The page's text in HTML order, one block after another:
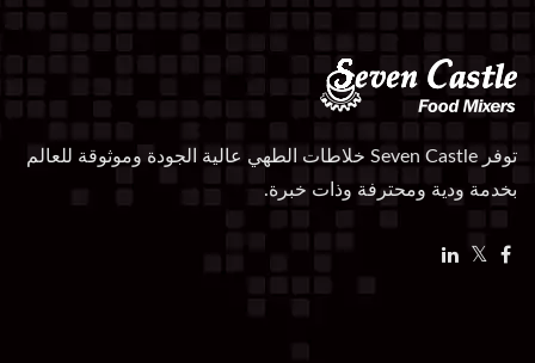
توفر Seven Castle خلاطات الطهي عالية الجودة وموثوقة للعالم
بخدمة ودية ومحترفة وذات خبرة.